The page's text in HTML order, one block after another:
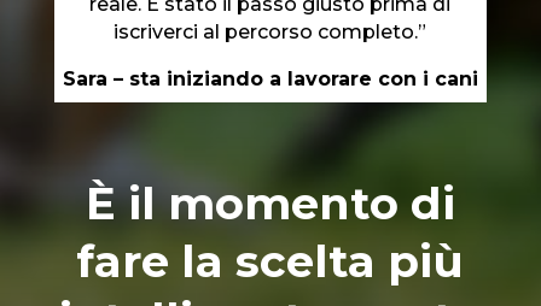
reale. È stato il passo giusto prima di
iscriverci al percorso completo.”
Sara – sta iniziando a lavorare con i cani
È il momento di
fare la scelta più